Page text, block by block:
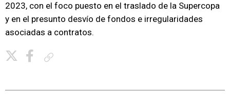
2023, con el foco puesto en el traslado de la Supercopa
y en el presunto desvío de fondos e irregularidades
asociadas a contratos.